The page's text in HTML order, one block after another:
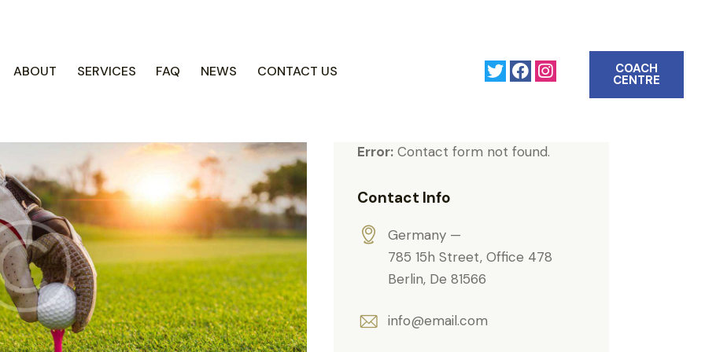
ABOUT SERVICES FAQ NEWS CONTACT US COACH
CENTRE
Error: Contact form not found.
Contact Info
Germany —
785 15h Street, Office 478
Berlin, De 81566
info@email.com